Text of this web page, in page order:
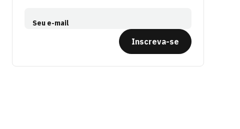
Seu e-mail
Inscreva-se